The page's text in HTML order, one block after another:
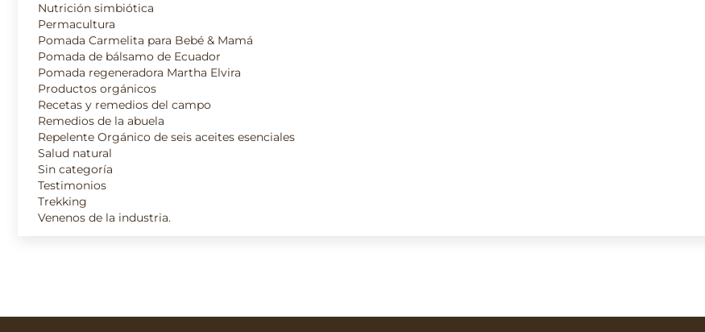
Nutrición simbiótica
Permacultura
Pomada Carmelita para Bebé & Mamá
Pomada de bálsamo de Ecuador
Pomada regeneradora Martha Elvira
Productos orgánicos
Recetas y remedios del campo
Remedios de la abuela
Repelente Orgánico de seis aceites esenciales
Salud natural
Sin categoría
Testimonios
Trekking
Venenos de la industria.